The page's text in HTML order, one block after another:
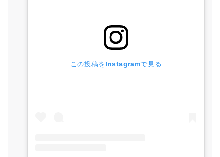
この投稿をInstagramで見る